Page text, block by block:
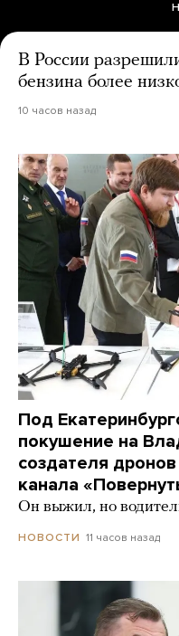
В России
бензина более
10 часов назад
Под
покушение на
создателя
канала
Он выжил, но
НОВОСТИ 11 часов назад